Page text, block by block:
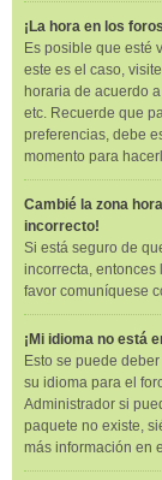
¡La hora en los
Es posible que esté
este es el caso,
horaria de acuerdo
etc. Recuerde que
preferencias, debe
momento para
Cambié la zona
incorrecto!
Si está seguro de
incorrecta, entonces
favor comuníquese
¡Mi idioma no está
Esto se puede
su idioma para el
Administrador si
paquete no existe,
más información en